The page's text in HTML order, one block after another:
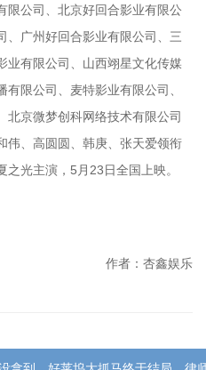
限公司、北京好回合影业有限公
、广州好回合影业有限公司、三
业有限公司、山西翊星文化传媒
限公司、麦特影业有限公司、
北京微梦创科网络技术有限公司
伟、高圆圆、韩庚、张天爱领衔
光主演，5月23日全国上映。
作者：杏鑫娱乐